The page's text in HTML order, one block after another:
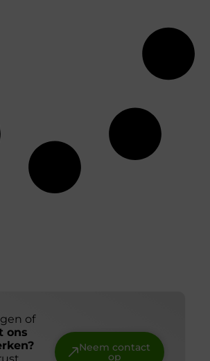
of
ons
Neem contact
op